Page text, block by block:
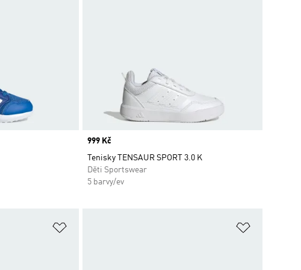
Price
999 Kč
Tenisky TENSAUR SPORT 3.0 K
Děti Sportswear
5 barvy/ev